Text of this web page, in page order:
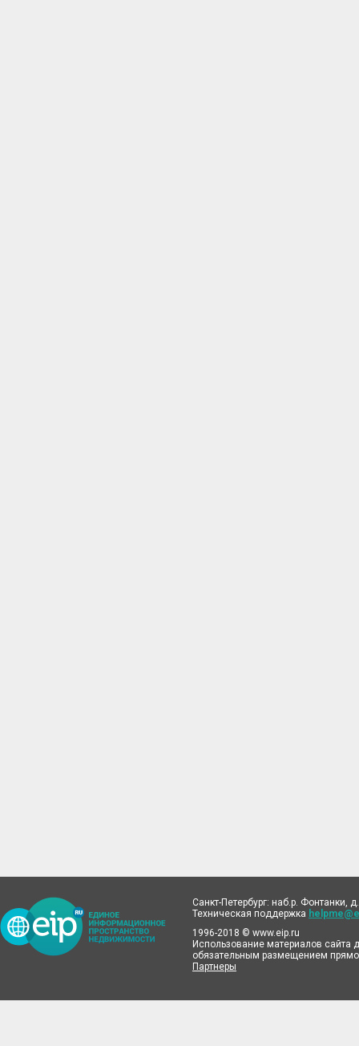
Санкт-Петербург: наб.р. Фонтанки,
Техническая поддержка
1996-2018 © www.eip.ru
Использование материалов сайта
обязательным размещением
Партнеры